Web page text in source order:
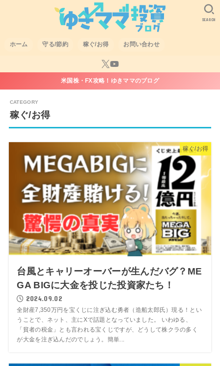
ホーム 守る/節約 稼ぐ/お得 お問い合わせ
SEARCH
米国株・FX攻略！ゆきママのブログ
稼ぐ/お得
稼ぐ/お得
台風とキャリーオーバーが生んだバグ？ME
GA BIGに大金を投じた投資家たち！
2024.09.02
全財産7,350万円を宝くじに注ぎ込む勇者（造船太郎氏）現る！とい
うことで、ネット、主にXで話題となっていました。 いわゆる、
「貧者の税金」とも言われる宝くじですが、どうして株クラの多く
が大金を注ぎ込んだのでしょう。簡単...